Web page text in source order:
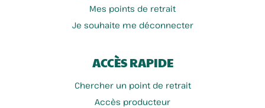
Mes points de retrait
Je souhaite me déconnecter
ACCÈS RAPIDE
Chercher un point de retrait
Accès producteur